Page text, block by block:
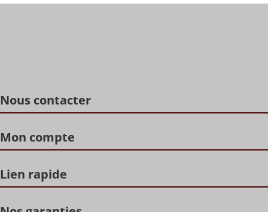
Nous contacter
Mon compte
Lien rapide